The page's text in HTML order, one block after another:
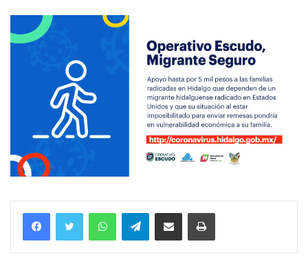
WhatsAppTelegramCompartir vía email Imprimir